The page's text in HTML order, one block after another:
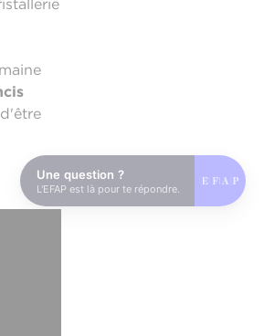
Une question ?
L'EFAP est là pour te répondre.